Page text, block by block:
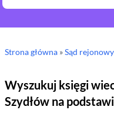
Strona główna »Sąd rejonowy
Wyszukuj księgi
Szydłów na